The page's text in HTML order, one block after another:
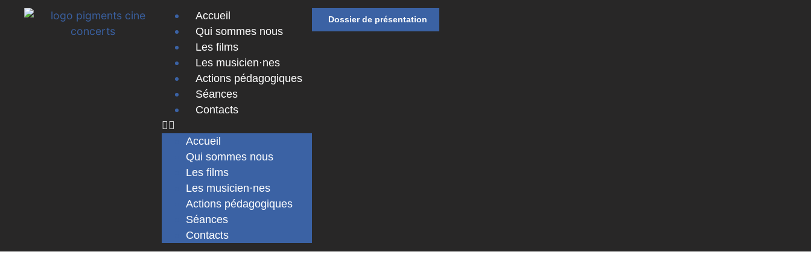
Accueil
Qui sommes nous
Les films
Les musicien·nes
Actions pédagogiques
Séances
Contacts
Accueil
Qui sommes nous
Les films
Les musicien·nes
Actions pédagogiques
Séances
Contacts
Dossier de présentation